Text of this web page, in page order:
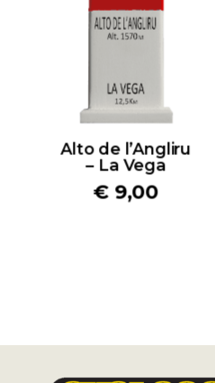
Alto de l’Angliru
– La Vega
€ 9,00